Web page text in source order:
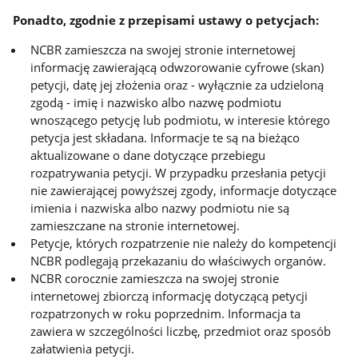
Ponadto, zgodnie z przepisami ustawy o petycjach:
NCBR zamieszcza na swojej stronie internetowej
informację zawierającą odwzorowanie cyfrowe (skan)
petycji, datę jej złożenia oraz - wyłącznie za udzieloną
zgodą - imię i nazwisko albo nazwę podmiotu
wnoszącego petycję lub podmiotu, w interesie którego
petycja jest składana. Informacje te są na bieżąco
aktualizowane o dane dotyczące przebiegu
rozpatrywania petycji. W przypadku przesłania petycji
nie zawierającej powyższej zgody, informacje dotyczące
imienia i nazwiska albo nazwy podmiotu nie są
zamieszczane na stronie internetowej.
Petycje, których rozpatrzenie nie należy do kompetencji
NCBR podlegają przekazaniu do właściwych organów.
NCBR corocznie zamieszcza na swojej stronie
internetowej zbiorczą informację dotyczącą petycji
rozpatrzonych w roku poprzednim. Informacja ta
zawiera w szczególności liczbę, przedmiot oraz sposób
załatwienia petycji.